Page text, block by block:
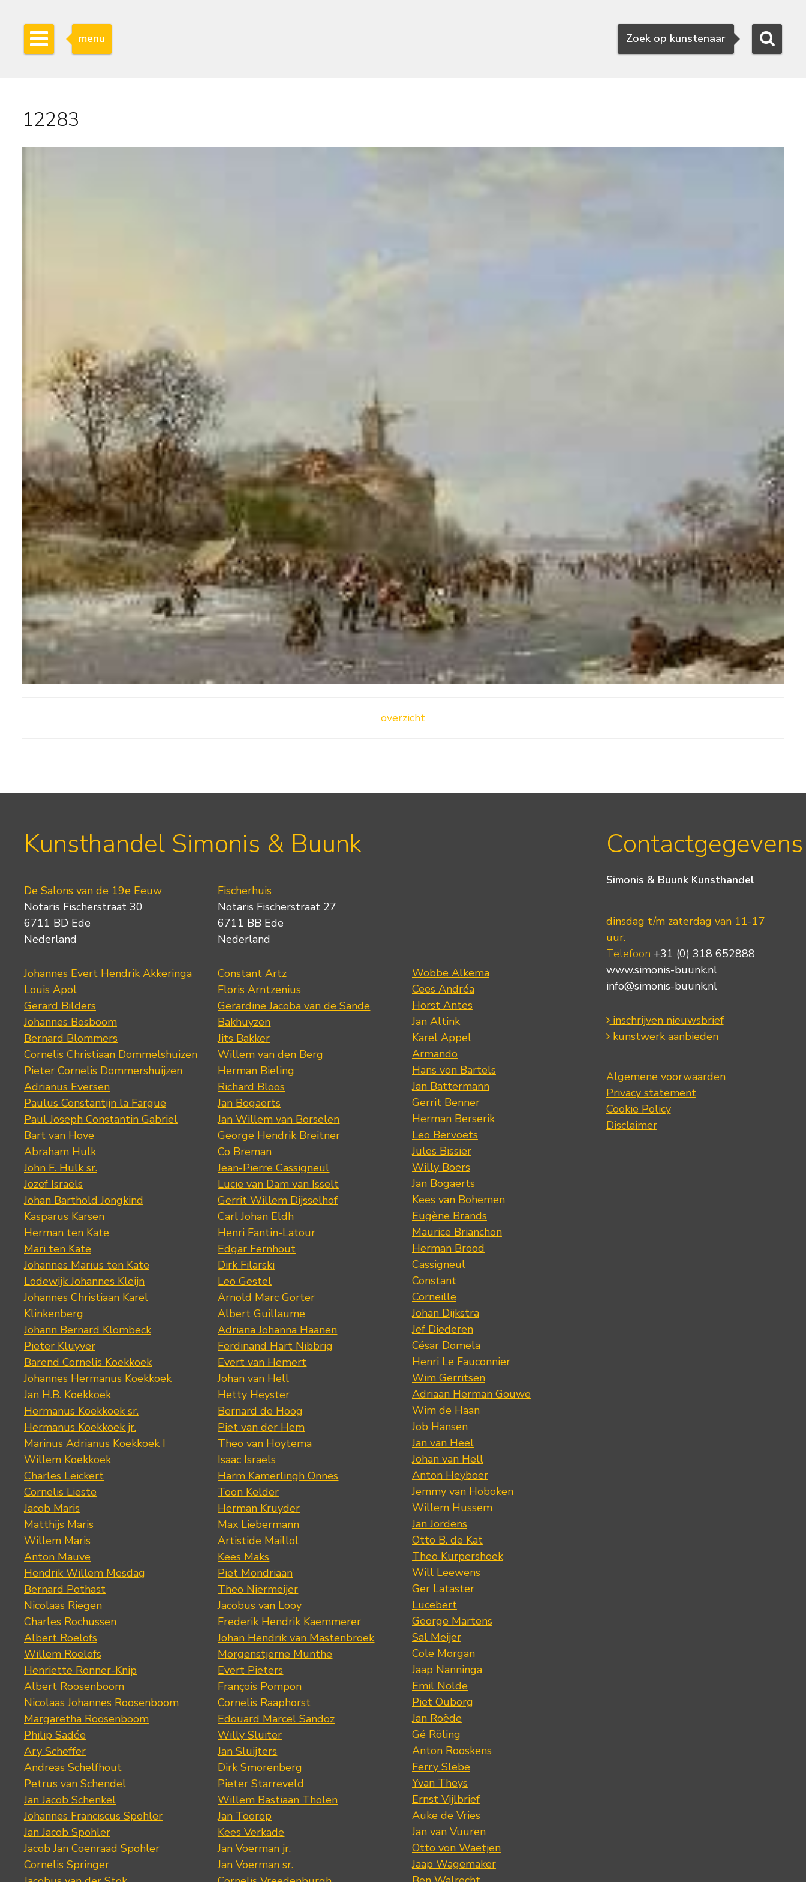
Zoeken
Zoek op kunstenaar
menu
12283
overzicht
Kunsthandel Simonis & Buunk
De Salons van de 19e Eeuw
Notaris Fischerstraat 30
6711 BD Ede
Nederland
Johannes Evert Hendrik Akkeringa
Louis Apol
Gerard Bilders
Johannes Bosboom
Bernard Blommers
Cornelis Christiaan Dommelshuizen
Pieter Cornelis Dommershuijzen
Adrianus Eversen
Paulus Constantijn la Fargue
Paul Joseph Constantin Gabriel
Bart van Hove
Abraham Hulk
John F. Hulk sr.
Jozef Israëls
Johan Barthold Jongkind
Kasparus Karsen
Herman ten Kate
Mari ten Kate
Johannes Marius ten Kate
Lodewijk Johannes Kleijn
Johannes Christiaan Karel
Klinkenberg
Johann Bernard Klombeck
Pieter Kluyver
Barend Cornelis Koekkoek
Johannes Hermanus Koekkoek
Jan H.B. Koekkoek
Hermanus Koekkoek sr.
Hermanus Koekkoek jr.
Marinus Adrianus Koekkoek I
Willem Koekkoek
Charles Leickert
Cornelis Lieste
Jacob Maris
Matthijs Maris
Willem Maris
Anton Mauve
Hendrik Willem Mesdag
Bernard Pothast
Nicolaas Riegen
Charles Rochussen
Albert Roelofs
Willem Roelofs
Henriette Ronner-Knip
Albert Roosenboom
Nicolaas Johannes Roosenboom
Margaretha Roosenboom
Philip Sadée
Ary Scheffer
Andreas Schelfhout
Petrus van Schendel
Jan Jacob Schenkel
Johannes Franciscus Spohler
Jan Jacob Spohler
Jacob Jan Coenraad Spohler
Cornelis Springer
Fischerhuis
Notaris Fischerstraat 27
6711 BB Ede
Nederland
Constant Artz
Floris Arntzenius
Gerardine Jacoba van de Sande
Bakhuyzen
Jits Bakker
Willem van den Berg
Herman Bieling
Richard Bloos
Jan Bogaerts
Jan Willem van Borselen
George Hendrik Breitner
Co Breman
Jean-Pierre Cassigneul
Lucie van Dam van Isselt
Gerrit Willem Dijsselhof
Carl Johan Eldh
Henri Fantin-Latour
Edgar Fernhout
Dirk Filarski
Leo Gestel
Arnold Marc Gorter
Albert Guillaume
Adriana Johanna Haanen
Ferdinand Hart Nibbrig
Evert van Hemert
Johan van Hell
Hetty Heyster
Bernard de Hoog
Piet van der Hem
Theo van Hoytema
Isaac Israels
Harm Kamerlingh Onnes
Toon Kelder
Herman Kruyder
Max Liebermann
Artistide Maillol
Kees Maks
Piet Mondriaan
Theo Niermeijer
Jacobus van Looy
Frederik Hendrik Kaemmerer
Johan Hendrik van Mastenbroek
Morgenstjerne Munthe
Evert Pieters
François Pompon
Cornelis Raaphorst
Edouard Marcel Sandoz
Willy Sluiter
Jan Sluijters
Dirk Smorenberg
Pieter Starreveld
Willem Bastiaan Tholen
Jan Toorop
Kees Verkade
Jan Voerman jr.
Jan Voerman sr.
Wobbe Alkema
Cees Andréa
Horst Antes
Jan Altink
Karel Appel
Armando
Hans von Bartels
Jan Battermann
Gerrit Benner
Herman Berserik
Leo Bervoets
Jules Bissier
Willy Boers
Jan Bogaerts
Kees van Bohemen
Eugène Brands
Maurice Brianchon
Herman Brood
Cassigneul
Constant
Corneille
Johan Dijkstra
Jef Diederen
César Domela
Henri Le Fauconnier
Wim Gerritsen
Adriaan Herman Gouwe
Wim de Haan
Job Hansen
Jan van Heel
Johan van Hell
Anton Heyboer
Jemmy van Hoboken
Willem Hussem
Jan Jordens
Otto B. de Kat
Theo Kurpershoek
Will Leewens
Ger Lataster
Lucebert
George Martens
Sal Meijer
Cole Morgan
Jaap Nanninga
Emil Nolde
Piet Ouborg
Jan Roëde
Gé Röling
Anton Rooskens
Ferry Slebe
Yvan Theys
Ernst Vijlbrief
Auke de Vries
Jan van Vuuren
Otto von Waetjen
Jaap Wagemaker
Contactgegevens
Simonis & Buunk Kunsthandel
dinsdag t/m zaterdag van 11-17
uur.
Telefoon +31 (0) 318 652888
www.simonis-buunk.nl
info@simonis-buunk.nl
inschrijven nieuwsbrief
kunstwerk aanbieden
Algemene voorwaarden
Privacy statement
Cookie Policy
Disclaimer